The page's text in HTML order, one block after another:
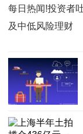
每日热闻!投资者
及中低风险理财